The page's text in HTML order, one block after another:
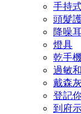
手持
頭髮
降噪
燈具
乾手
過敏
戴森
登記
到府